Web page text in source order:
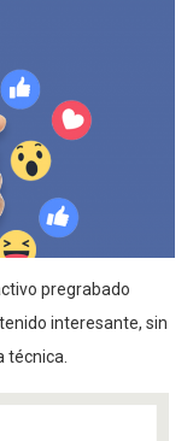
pregrabado
interesante, sin
técnica.